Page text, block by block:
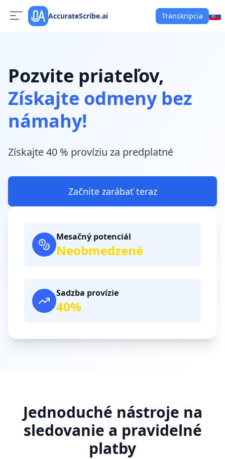
AccurateScribe.ai Transkripcia
Pozvite priateľov,
Získajte odmeny bez
námahy!
Získajte 40 % províziu za predplatné
Začnite zarábať teraz
Mesačný potenciál
Neobmedzené
Sadzba provízie
40%
Jednoduché nástroje na
sledovanie a pravidelné
platby